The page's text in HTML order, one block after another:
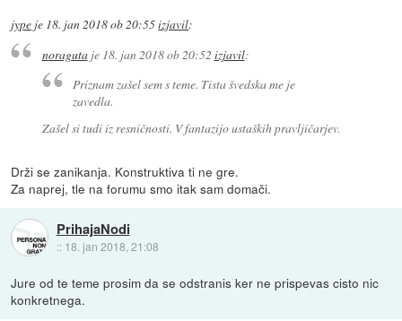
jype je 18. jan 2018 ob 20:55izjavil:
noragutaje 18. jan 2018 ob 20:52 izjavil:
Priznam zašel sem s teme. Tista švedska me je
zavedla.
Zašel si tudi iz resničnosti. V fantazijo ustaških pravljičarjev.
Drži se zanikanja. Konstruktiva ti ne gre.
Za naprej, tle na forumu smo itak sam domači.
PrihajaNodi
:: 18. jan 2018, 21:08
Jure od te teme prosim da se odstranis ker ne prispevas cisto nic
konkretnega.